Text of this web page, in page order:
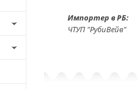
Импортер в РБ:
ЧТУП "РубиВейв"